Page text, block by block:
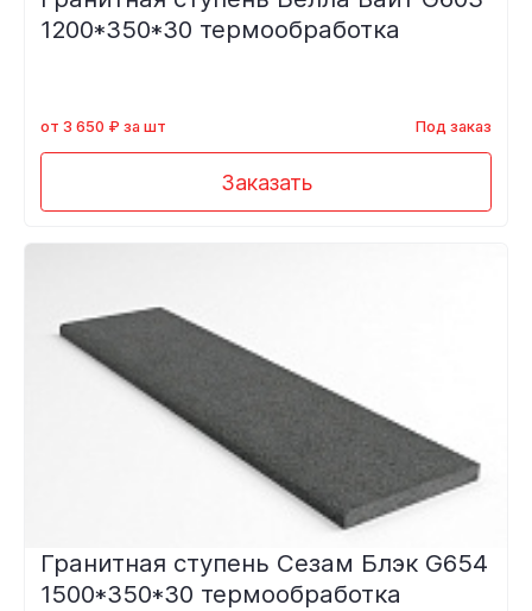
1200*350*30 термообработка
от 3 650 ₽ за шт Под заказ
Заказать
Гранитная ступень Сезам Блэк G654
1500*350*30 термообработка